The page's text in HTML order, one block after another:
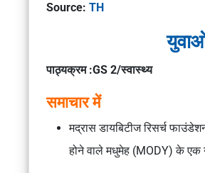
Source: TH
पाठ्यक्रम :GS 2/स्वास्थ्य
समाचार में
मद्रास डायबिटीज रिसर्च
होने वाले मधुमेह (MODY) के एक